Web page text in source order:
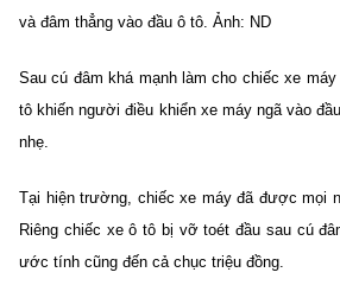
và đâm thẳng vào đầu ô tô. Ảnh: ND
Sau cú đâm khá mạnh làm cho chiếc xe
tô khiến người điều khiển xe máy ngã vào
nhẹ.
Tại hiện trường, chiếc xe máy đã được mọi
Riêng chiếc xe ô tô bị vỡ toét đầu sau cú
ước tính cũng đến cả chục triệu đồng.